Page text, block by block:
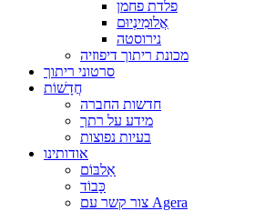
פלדת פחמן
אֲלוּמִינְיוּם
נירוסטה
מכונת ריתוך דיפוזיה
סרטוני ריתוך
חֲדָשׁוֹת
חדשות החברה
מידע על רתך
בעיות נפוצות
אודותינו
אַלבּוֹם
כָּבוֹד
צור קשר עם Agera